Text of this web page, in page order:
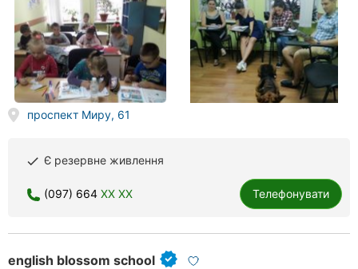
проспект Миру, 61
done Є резервне живлення
(097) 664 XX XX Телефонувати
english blossom school